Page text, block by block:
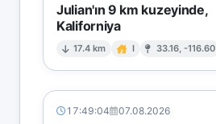
Julian'ın 9 km kuzeyinde,
Kaliforniya
17.4 km I 33.16, -116.60
17:49:04 07.08.2026